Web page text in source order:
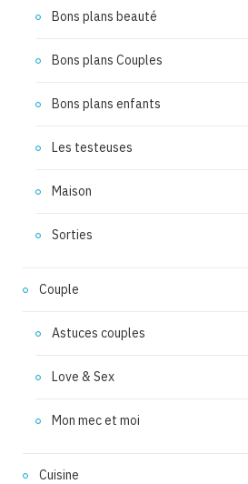
Bons plans beauté
Bons plans Couples
Bons plans enfants
Les testeuses
Maison
Sorties
Couple
Astuces couples
Love & Sex
Mon mec et moi
Cuisine